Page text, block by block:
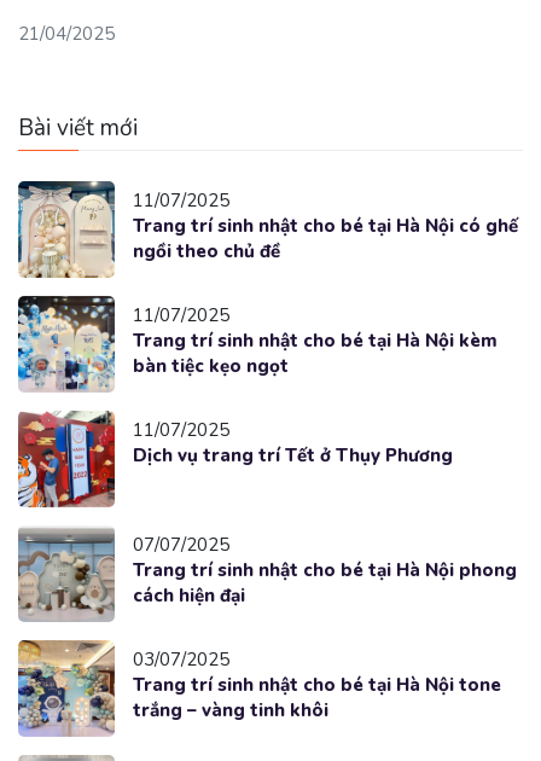
21/04/2025
Bài viết mới
11/07/2025
Trang trí sinh nhật cho bé tại Hà Nội có ghế
ngồi theo chủ đề
11/07/2025
Trang trí sinh nhật cho bé tại Hà Nội kèm
bàn tiệc kẹo ngọt
11/07/2025
Dịch vụ trang trí Tết ở Thụy Phương
07/07/2025
Trang trí sinh nhật cho bé tại Hà Nội phong
cách hiện đại
03/07/2025
Trang trí sinh nhật cho bé tại Hà Nội tone
trắng – vàng tinh khôi